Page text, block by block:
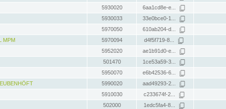
5930020 6aa1cd8e-e...
5930033 33e0bce0-1...
5970050 610ab204-d...
MPM
5970094 d4f5f719-8...
5952020 ae1b91d0-e...
501470 1ce53a59-3...
5950070 e6b42536-6...
5990020 aad49293-2...
5910030 c233674f-2...
502000 1edc5fa4-8...